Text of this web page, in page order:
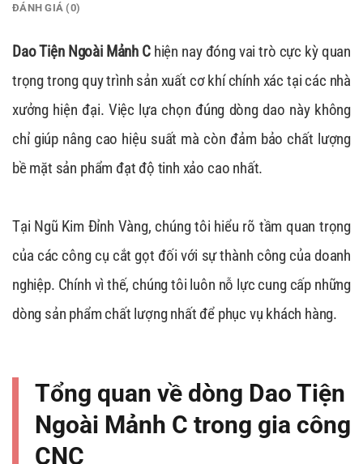
ĐÁNH GIÁ (0)
Dao Tiện Ngoài Mảnh Chiện nay đóng vai trò cực kỳ quan
trọng trong quy trình sản xuất cơ khí chính xác tại các nhà
xưởng hiện đại. Việc lựa chọn đúng dòng dao này không
chỉ giúp nâng cao hiệu suất mà còn đảm bảo chất lượng
bề mặt sản phẩm đạt độ tinh xảo cao nhất.
Tại Ngũ Kim Đỉnh Vàng, chúng tôi hiểu rõ tầm quan trọng
của các công cụ cắt gọt đối với sự thành công của doanh
nghiệp. Chính vì thế, chúng tôi luôn nỗ lực cung cấp những
dòng sản phẩm chất lượng nhất để phục vụ khách hàng.
Tổng quan về dòng Dao Tiện
Ngoài Mảnh C trong gia công
CNC